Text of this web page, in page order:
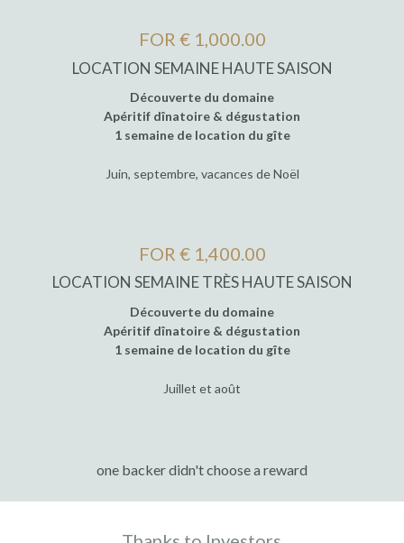
FOR € 1,000.00
LOCATION SEMAINE HAUTE SAISON
Découverte du domaine
Apéritif dînatoire & dégustation
1 semaine de location du gîte
Juin, septembre, vacances de Noël
FOR € 1,400.00
LOCATION SEMAINE TRÈS HAUTE SAISON
Découverte du domaine
Apéritif dînatoire & dégustation
1 semaine de location du gîte
Juillet et août
one backer didn't choose a reward